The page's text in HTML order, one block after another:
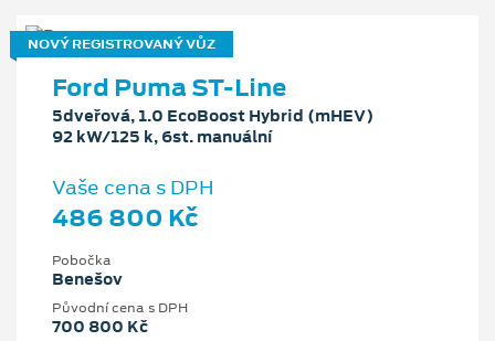
NOVÝ REGISTROVANÝ VŮZ
Ford Puma ST-Line
5dveřová, 1.0 EcoBoost Hybrid (mHEV)
92 kW/125 k, 6st. manuální
Vaše cena s DPH
486 800 Kč
Pobočka
Benešov
Původní cena s DPH
700 800 Kč